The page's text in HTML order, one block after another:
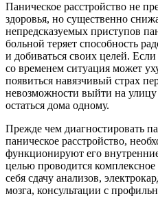
Паническое расстройство не
здоровья, но существенно
непредсказуемых приступов
больной теряет способность
и добиваться своих целей.
со временем ситуация может
появиться навязчивый страх
невозможности выйти на
остаться дома одному.
Прежде чем диагностировать
паническое расстройство,
функционируют его
целью проводится
себя сдачу анализов,
мозга, консультации с